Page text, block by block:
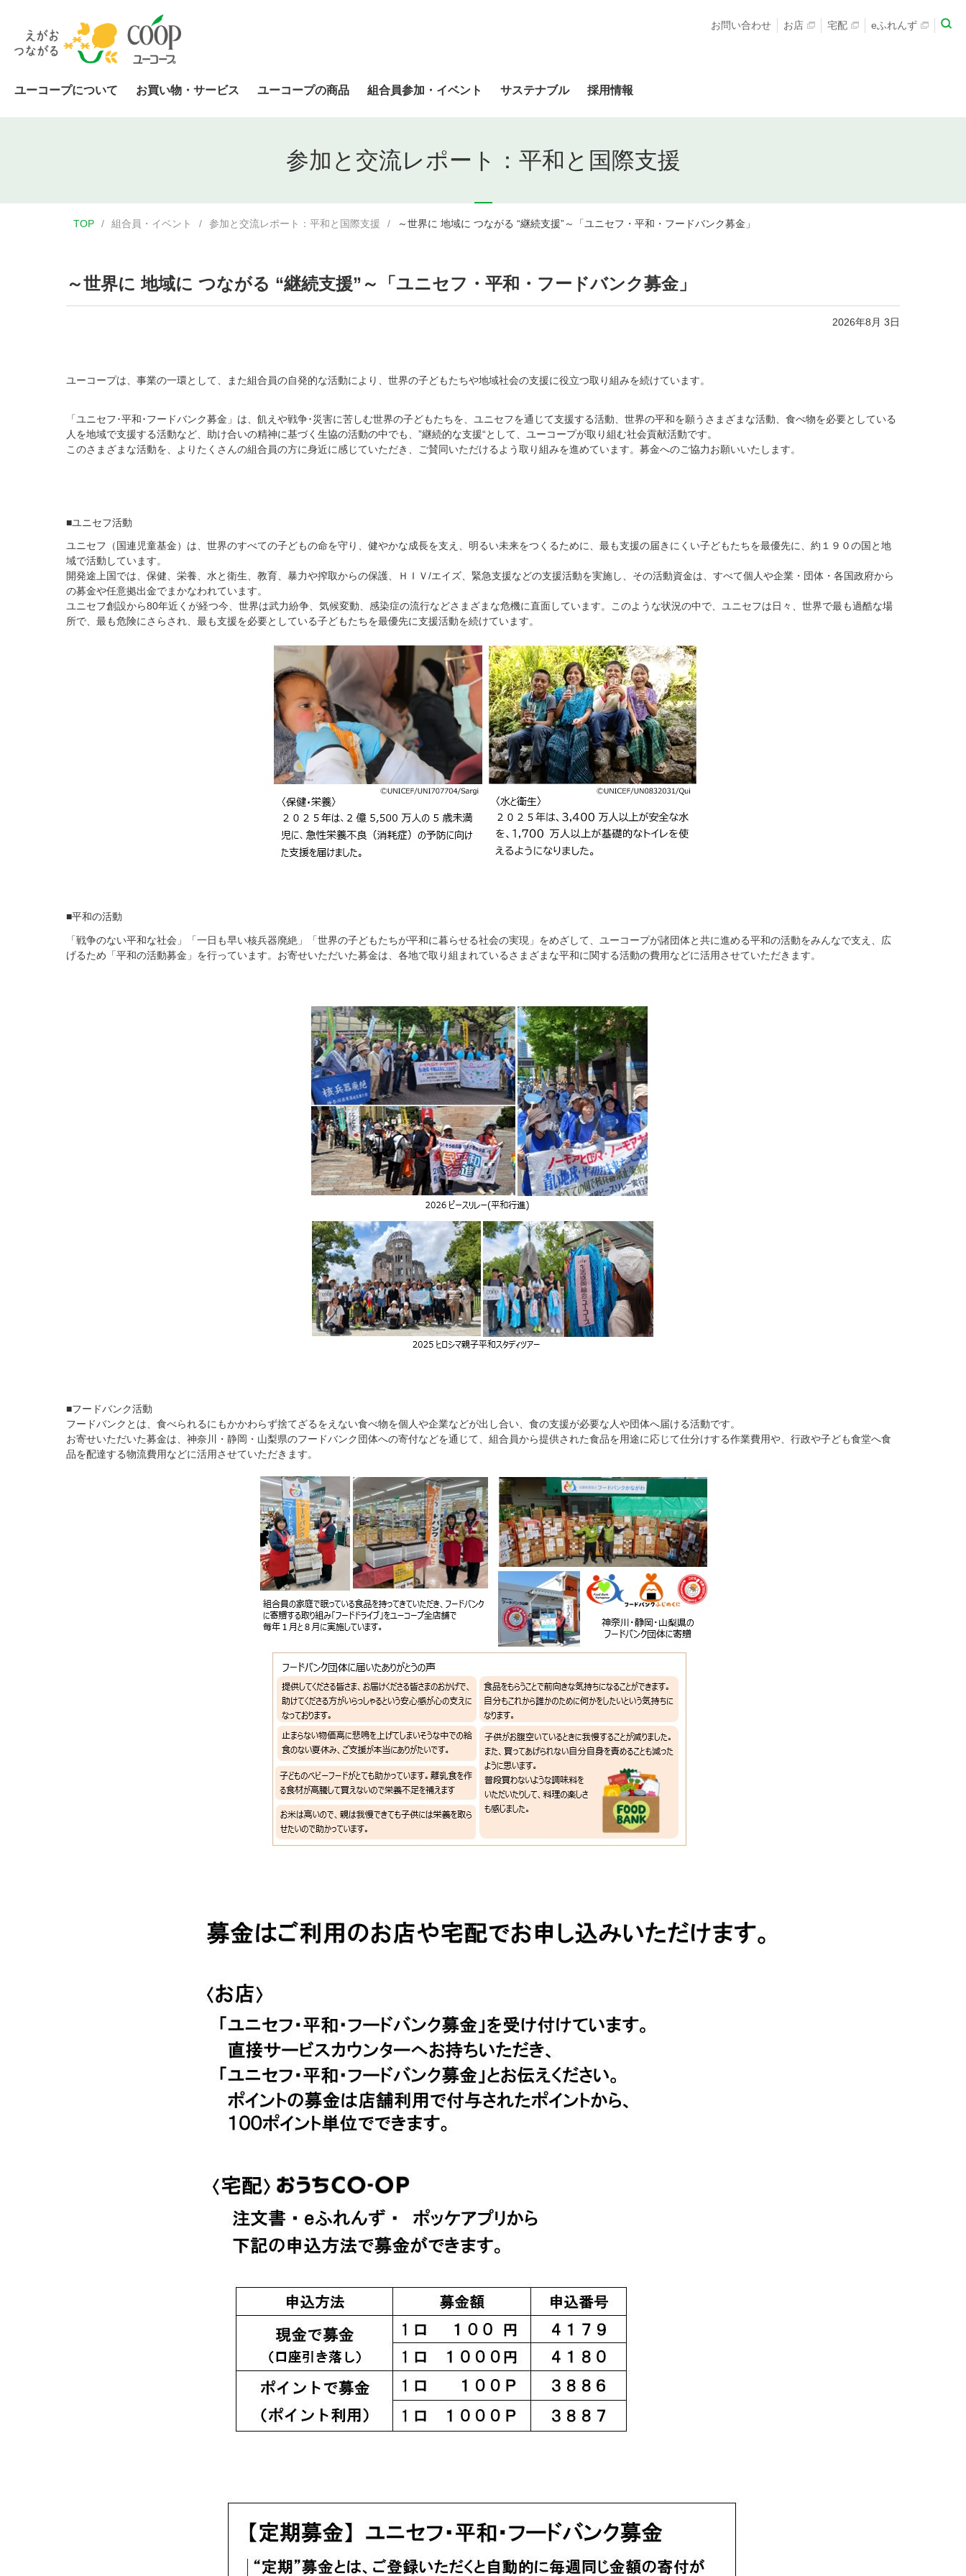
ユーコープについて お買い物・サービス ユーコープの商品 組合員参加・イベント サステナブル 採用情報
お問い合わせ お店 宅配 eふれんず
参加と交流レポート：平和と国際支援
TOP 組合員・イベント 参加と交流レポート：平和と国際支援 ～世界に 地域に つながる “継続支援”～「ユニセフ・平和・フードバンク募金」
～世界に 地域に つながる “継続支援”～「ユニセフ・平和・フードバンク募金」
2026年8月 3日
ユーコープは、事業の一環として、また組合員の自発的な活動により、世界の子どもたちや地域社会の支援に役立つ取り組みを続けています。
「ユニセフ･平和･フードバンク募金」は、飢えや戦争･災害に苦しむ世界の子どもたちを、ユニセフを通じて支援する活動、世界の平和を願うさまざまな活動、食べ物を必要としている
人を地域で支援する活動など、助け合いの精神に基づく生協の活動の中でも、”継続的な支援“として、ユーコープが取り組む社会貢献活動です。
このさまざまな活動を、よりたくさんの組合員の方に身近に感じていただき、ご賛同いただけるよう取り組みを進めています。募金へのご協力お願いいたします。
■ユニセフ活動
ユニセフ（国連児童基金）は、世界のすべての子どもの命を守り、健やかな成長を支え、明るい未来をつくるために、最も支援の届きにくい子どもたちを最優先に、約１９０の国と地
域で活動しています。
開発途上国では、保健、栄養、水と衛生、教育、暴力や搾取からの保護、ＨＩＶ/エイズ、緊急支援などの支援活動を実施し、その活動資金は、すべて個人や企業・団体・各国政府から
の募金や任意拠出金でまかなわれています。
ユニセフ創設から80年近くが経つ今、世界は武力紛争、気候変動、感染症の流行などさまざまな危機に直面しています。このような状況の中で、ユニセフは日々、世界で最も過酷な場
所で、最も危険にさらされ、最も支援を必要としている子どもたちを最優先に支援活動を続けています。
■平和の活動
「戦争のない平和な社会」「一日も早い核兵器廃絶」「世界の子どもたちが平和に暮らせる社会の実現」をめざして、ユーコープが諸団体と共に進める平和の活動をみんなで支え、広
げるため「平和の活動募金」を行っています。お寄せいただいた募金は、各地で取り組まれているさまざまな平和に関する活動の費用などに活用させていただきます。
■フードバンク活動
フードバンクとは、食べられるにもかかわらず捨てざるをえない食べ物を個人や企業などが出し合い、食の支援が必要な人や団体へ届ける活動です。
お寄せいただいた募金は、神奈川・静岡・山梨県のフードバンク団体への寄付などを通じて、組合員から提供された食品を用途に応じて仕分けする作業費用や、行政や子ども食堂へ食
品を配達する物流費用などに活用させていただきます。